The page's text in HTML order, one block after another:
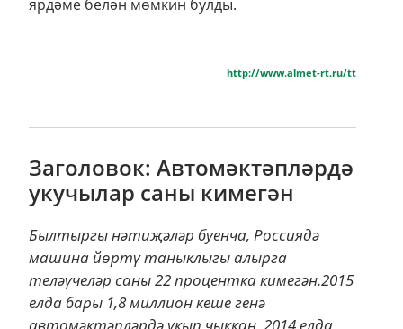
ярдәме белән мөмкин булды.
http://www.almet-rt.ru/tt
Заголовок: Автомәктәпләрдә
укучылар саны кимегән
Былтыргы нәтиҗәләр буенча, Россиядә
машина йөртү таныклыгы алырга
теләүчеләр саны 22 процентка кимегән.2015
елда бары 1,8 миллион кеше генә